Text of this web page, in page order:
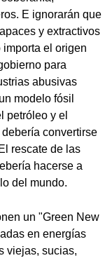
E ignorarán que
y extractivos
el origen
para
abusivas
modelo fósil
petróleo y el
convertirse
rescate de las
hacerse a
del mundo.
un "Green New
en energías
viejas, sucias,